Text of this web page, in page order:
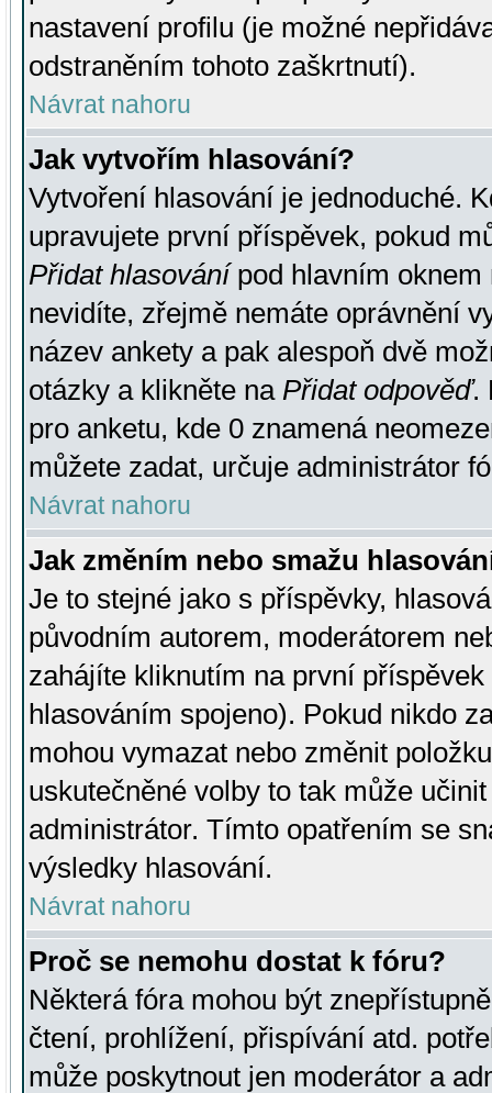
nastavení profilu (je možné
odstraněním tohoto zaškrtnutí).
Návrat nahoru
Jak vytvořím hlasování?
Vytvoření hlasování je jednoduché.
upravujete první příspěvek, pokud
Přidat hlasovánípod hlavním oknem
nevidíte, zřejmě nemáte oprávnění
název ankety a pak alespoň dvě
otázky a klikněte na Přidat odpověď.
pro anketu, kde 0 znamená
můžete zadat, určuje administrátor
Návrat nahoru
Jak změním nebo smažu
Je to stejné jako s příspěvky,
původním autorem, moderátorem
zahájíte kliknutím na první
hlasováním spojeno). Pokud nikdo
mohou vymazat nebo změnit
uskutečněné volby to tak může
administrátor. Tímto opatřením se
výsledky hlasování.
Návrat nahoru
Proč se nemohu dostat k fóru?
Některá fóra mohou být
čtení, prohlížení, přispívání atd.
může poskytnout jen moderátor a